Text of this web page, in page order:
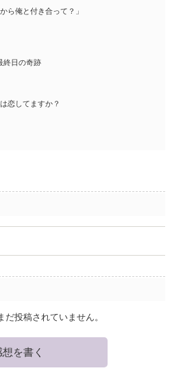
ら俺と付き合って？」
終日の奇跡
恋してますか？
だ投稿されていません。
想を書く